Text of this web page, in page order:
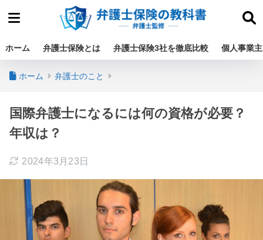
ホーム 弁護士保険とは 弁護士保険3社を徹底比較 個人事業
ホーム 弁護士のこと
国際弁護士になるには何の資格が必要？
年収は？
2024年3月23日